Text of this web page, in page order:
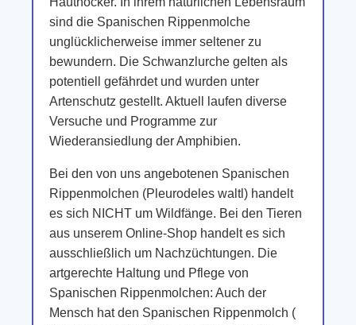
sind die Spanischen Rippenmolche
unglücklicherweise immer seltener zu
bewundern. Die Schwanzlurche gelten als
potentiell gefährdet und wurden unter
Artenschutz gestellt. Aktuell laufen diverse
Versuche und Programme zur
Wiederansiedlung der Amphibien.
Bei den von uns angebotenen Spanischen
Rippenmolchen (Pleurodeles waltl) handelt
es sich NICHT um Wildfänge. Bei den Tieren
aus unserem Online-Shop handelt es sich
ausschließlich um Nachzüchtungen. Die
artgerechte Haltung und Pflege von
Spanischen Rippenmolchen: Auch der
Mensch hat den Spanischen Rippenmolch (